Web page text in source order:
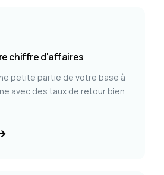
chiffre d'affaires
petite partie de votre base à
avec des taux de retour bien